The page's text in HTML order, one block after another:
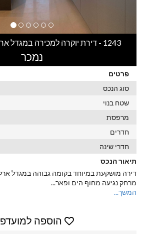
1243 - דירת יוקרה למכירה במגדל ארלוזורוב בתל אביב
נמכר
פרטים
סוג הנכס
שטח בנוי
מרפסת
חדרים
חדרי שינה
תיאור הנכס
דירה מושקעת במיוחד בקומה גבוהה במגדל
מרחק נגיעה מחוף הים ופאר...
המשך...
הוספה